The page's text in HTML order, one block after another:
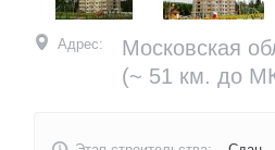
Адрес:
Московская
(~ 51 км. до